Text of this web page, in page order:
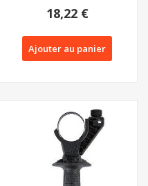
PBH 1550...
18,22 €
Ajouter au panier